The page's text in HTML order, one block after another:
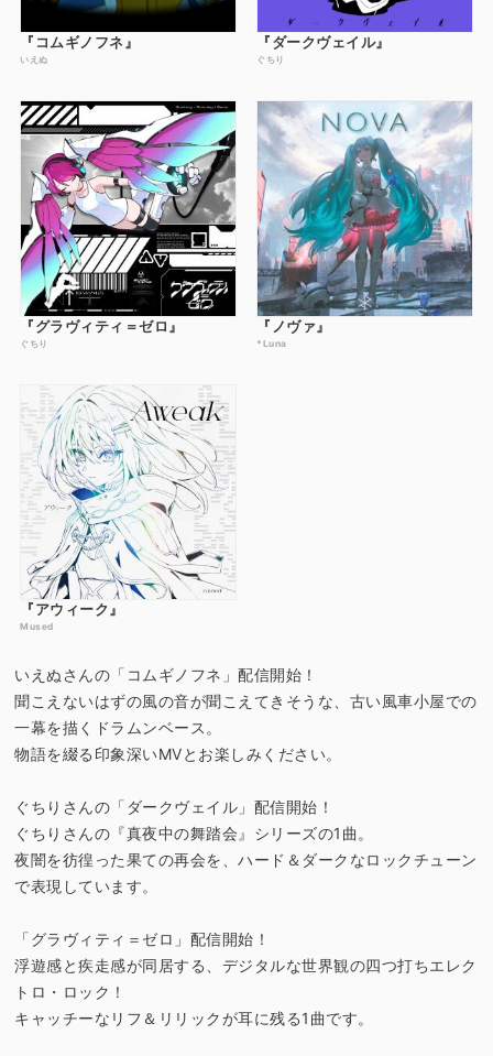
『コムギノフネ』
いえぬ
『ダークヴェイル』
ぐちり
『グラヴィティ＝ゼロ』
ぐちり
『ノヴァ』
*Luna
『アウィーク』
Mused
いえぬさんの「コムギノフネ」配信開始！
聞こえないはずの風の音が聞こえてきそうな、古い風車小屋での
一幕を描くドラムンベース。
物語を綴る印象深いMVとお楽しみください。
ぐちりさんの「ダークヴェイル」配信開始！
ぐちりさんの『真夜中の舞踏会』シリーズの1曲。
夜闇を彷徨った果ての再会を、ハード＆ダークなロックチューン
で表現しています。
「グラヴィティ＝ゼロ」配信開始！
浮遊感と疾走感が同居する、デジタルな世界観の四つ打ちエレク
トロ・ロック！
キャッチーなリフ＆リリックが耳に残る1曲です。